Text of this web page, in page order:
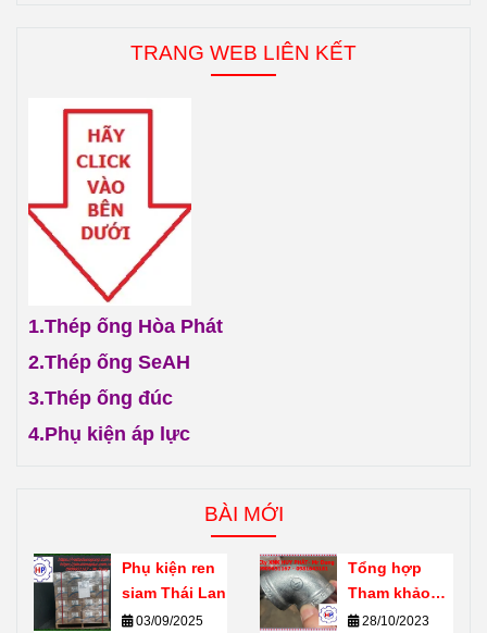
TRANG WEB LIÊN KẾT
1.Thép ống Hòa Phát
2.Thép ống SeAH
3.Thép ống đúc
4.Phụ kiện áp lực
BÀI MỚI
Phụ kiện ren
siam Thái Lan
03/09/2025
Tổng hợp
Tham khảo
giới thiệu về
28/10/2023